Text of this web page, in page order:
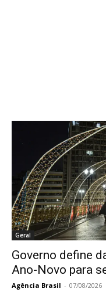
Geral
Governo define
Ano-Novo para
Agência Brasil - 07/08/2026